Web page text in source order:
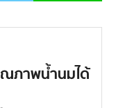
ภาพน้ำนมได้